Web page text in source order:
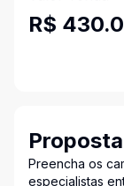
R$
Proposta
Preencha os
especialistas